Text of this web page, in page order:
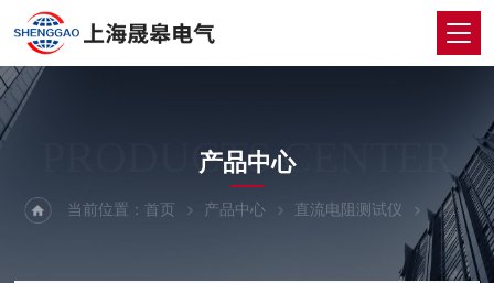
PRODUCTS CENTER
产品中心
当前位置：首页 产品中心 直流电阻测试仪 直流电